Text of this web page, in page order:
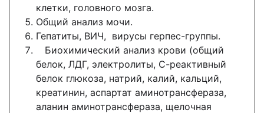
клетки, головного мозга.
Общий анализ мочи.
Гепатиты, ВИЧ, вирусы герпес-группы.
Биохимический анализ крови (общий
белок, ЛДГ, электролиты, С-реактивный
белок глюкоза, натрий, калий, кальций,
креатинин, аспартат аминотрансфераза,
аланин аминотрансфераза, щелочная